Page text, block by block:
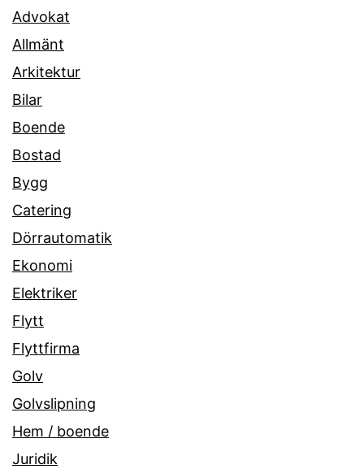
Advokat
Allmänt
Arkitektur
Bilar
Boende
Bostad
Bygg
Catering
Dörrautomatik
Ekonomi
Elektriker
Flytt
Flyttfirma
Golv
Golvslipning
Hem / boende
Juridik